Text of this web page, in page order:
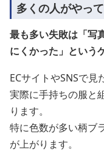
多くの人がやっ
最も多い失敗は「写
にくかった」という
ECサイトやSNSで見
実際に手持ちの服と
ります。
特に色数が多い柄ブ
が上がります。